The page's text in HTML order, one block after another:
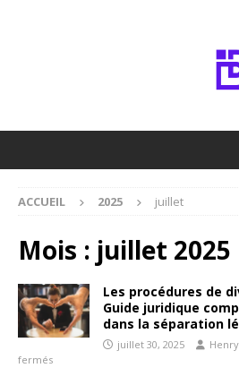
ACCUEIL 2025 juillet
Mois : juillet 2025
Les procédures de
Guide juridique
dans la séparation
juillet 30, 2025
fermés